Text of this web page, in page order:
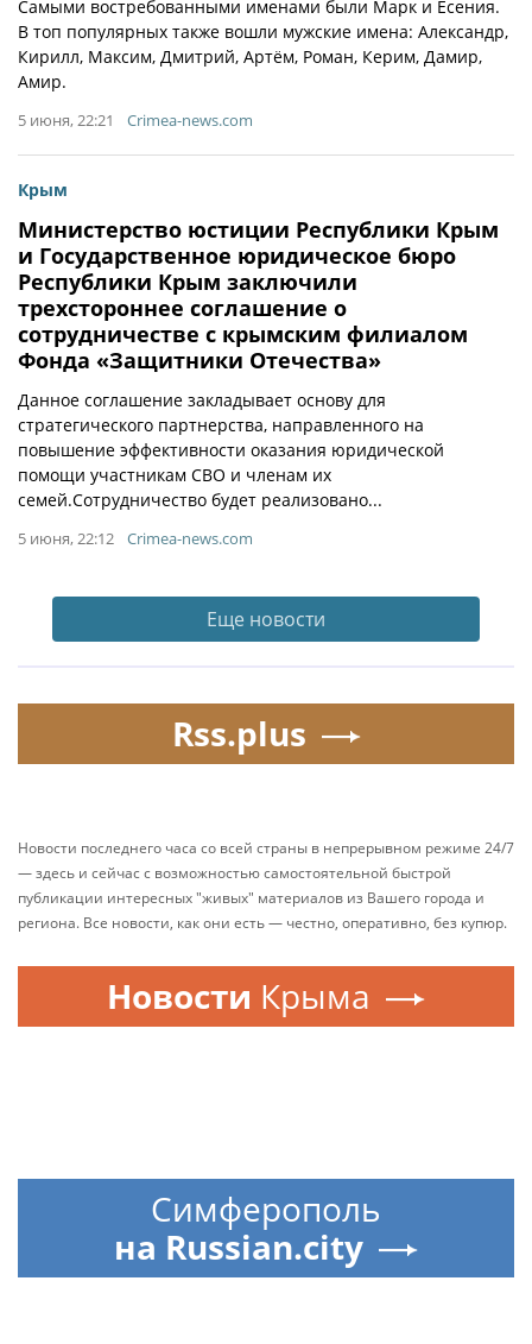
Самыми востребованными именами были Марк и Есения.
В топ популярных также вошли мужские имена: Александр,
Кирилл, Максим, Дмитрий, Артём, Роман, Керим, Дамир,
Амир.
5 июня, 22:21 Crimea-news.com
Крым
Министерство юстиции Республики Крым
и Государственное юридическое бюро
Республики Крым заключили
трехстороннее соглашение о
сотрудничестве с крымским филиалом
Фонда «Защитники Отечества»
Данное соглашение закладывает основу для
стратегического партнерства, направленного на
повышение эффективности оказания юридической
помощи участникам СВО и членам их
семей.Сотрудничество будет реализовано...
5 июня, 22:12 Crimea-news.com
Еще новости
Rss.plus
Новости последнего часа со всей страны в непрерывном режиме 24/7
— здесь и сейчас с возможностью самостоятельной быстрой
публикации интересных "живых" материалов из Вашего города и
региона. Все новости, как они есть — честно, оперативно, без купюр.
Новости Крыма
Симферополь
на Russian.city